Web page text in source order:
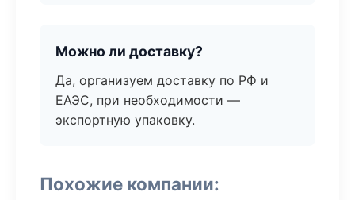
Можно ли доставку?
Да, организуем доставку по РФ и
ЕАЭС, при необходимости —
экспортную упаковку.
Похожие компании: